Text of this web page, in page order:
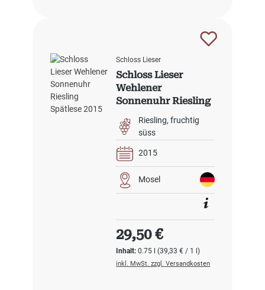
Schloss Lieser
Schloss Lieser
Wehlener
Sonnenuhr Riesling
Spätlese 2015
Riesling fruchtig
süss
2015
Mosel
Inhalt:0.75 l(39,33 € / 1 l)
Regulärer Preis:
29,50 €
inkl. MwSt. zzgl. Versandkosten